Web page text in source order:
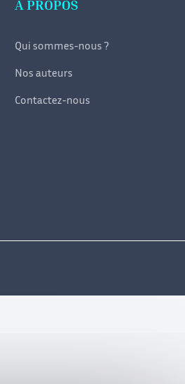
À PROPOS
Qui sommes-nous ?
Nos auteurs
Contactez-nous